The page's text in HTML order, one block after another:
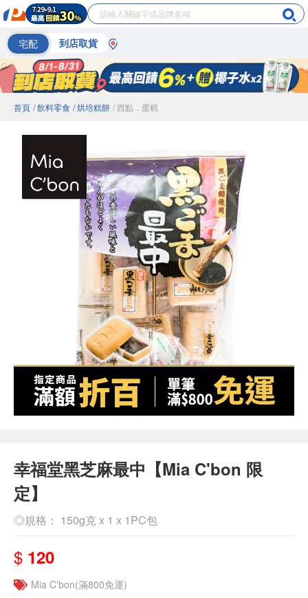
宅配 到店取貨
首頁 / 飲料零食 / 烘培糕餅 / 西點．蛋糕
幸福堂黑芝麻最中【Mia C'bon 限
定】
◎規格： 150g克 x 1 x 1PC包
$ 120
Mia C'bon(滿800免運)